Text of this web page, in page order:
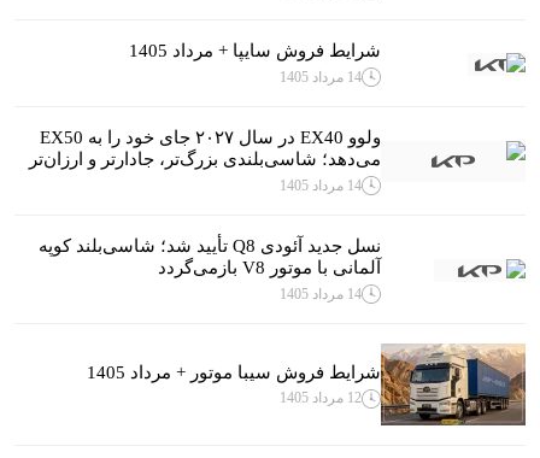
شرایط فروش سایپا + مرداد 1405
14 مرداد 1405
ولوو EX40 در سال ۲۰۲۷ جای خود را به EX50
می‌دهد؛ شاسی‌بلندی بزرگ‌تر، جادارتر و ارزان‌تر
14 مرداد 1405
نسل جدید آئودی Q8 تأیید شد؛ شاسی‌بلند کوپه
آلمانی با موتور V8 بازمی‌گردد
14 مرداد 1405
شرایط فروش سیبا موتور + مرداد 1405
12 مرداد 1405